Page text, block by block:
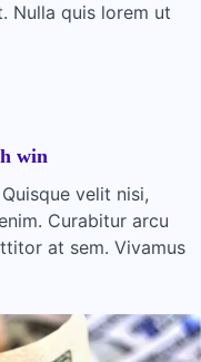
Nulla quis lorem ut
win
velit nisi,
Curabitur arcu
at sem. Vivamus